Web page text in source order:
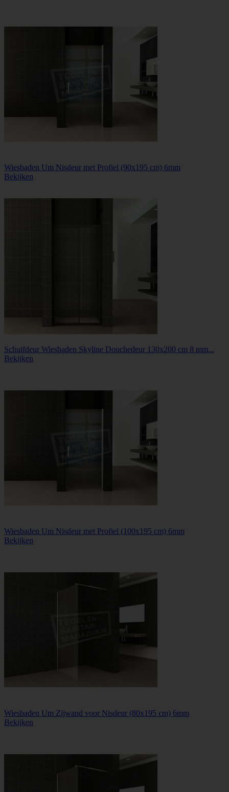
Wiesbaden Um Nisdeur met Profiel (90x195 cm) 6mm
Bekijken
Schuifdeur Wiesbaden Skyline Douchedeur 130x200 cm 8 mm...
Bekijken
Wiesbaden Um Nisdeur met Profiel (100x195 cm) 6mm
Bekijken
Wiesbaden Um Zijwand voor Nisdeur (80x195 cm) 6mm
Bekijken